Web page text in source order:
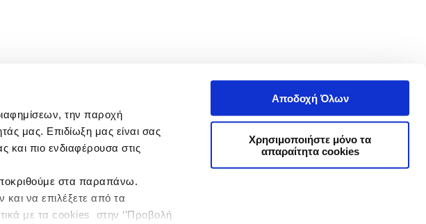
την παροχή
μας. Επιδίωξη μας είναι σας
και πιο ενδιαφέρουσα στις
στα παραπάνω.
και να επιλέξετε από τα
με τα cookies στην ‘’Προβολή
Αποδοχή Όλων
Χρησιμοποιήστε μόνο τα
απαραίτητα cookies